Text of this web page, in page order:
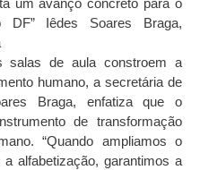
um avanço concreto para o
DF” Iêdes Soares Braga,
salas de aula constroem a
humano, a secretária de
Braga, enfatiza que o
de transformação
“Quando ampliamos o
alfabetização, garantimos a